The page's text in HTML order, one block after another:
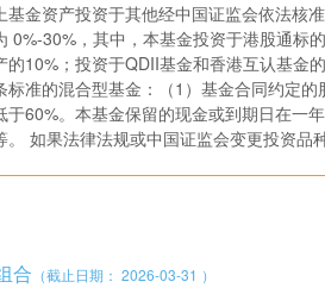
基金资产投资于其他经中国证监会依法核
0%-30%，其中，本基金投资于港股通标
的10%；投资于QDII基金和香港互认基金
标准的混合型基金：（1）基金合同约定
于60%。本基金保留的现金或到期日在一
。 如果法律法规或中国证监会变更投资品
合 （截止日期： 2026-03-31 ）